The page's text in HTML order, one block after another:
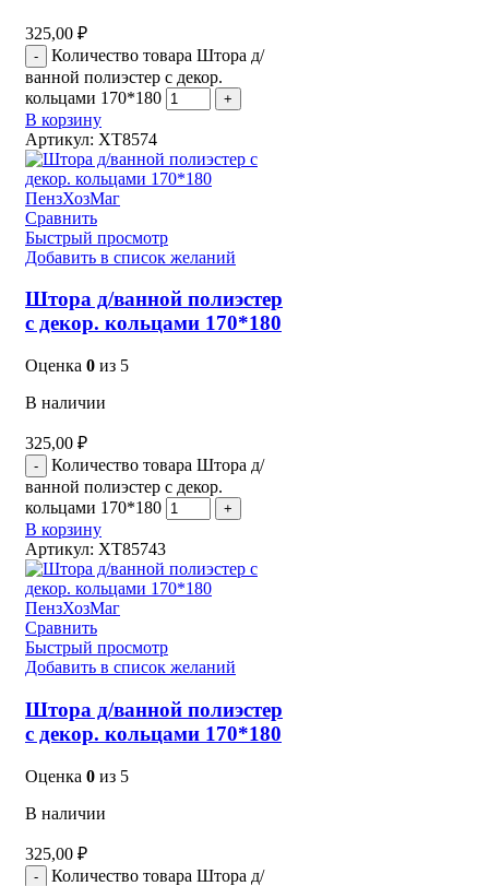
325,00 ₽
Количество товара Штора д/
ванной полиэстер с декор.
кольцами 170*180
В корзину
Артикул: XT8574
Сравнить
Быстрый просмотр
Добавить в список желаний
Штора д/ванной полиэстер
с декор. кольцами 170*180
Оценка 0 из 5
В наличии
325,00 ₽
Количество товара Штора д/
ванной полиэстер с декор.
кольцами 170*180
В корзину
Артикул: XT85743
Сравнить
Быстрый просмотр
Добавить в список желаний
Штора д/ванной полиэстер
с декор. кольцами 170*180
Оценка 0 из 5
В наличии
325,00 ₽
Количество товара Штора д/